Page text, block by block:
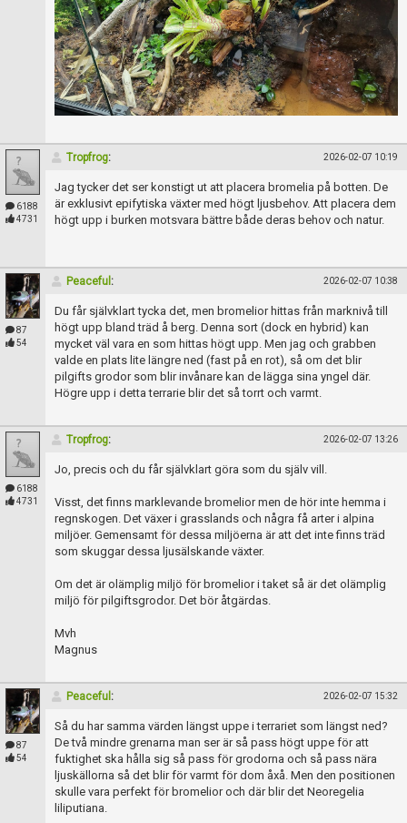
6188
4731
Tropfrog: 2026-02-07 10:19
Jag tycker det ser konstigt ut att placera bromelia på botten. De
är exklusivt epifytiska växter med högt ljusbehov. Att placera dem
högt upp i burken motsvara bättre både deras behov och natur.
87
54
Peaceful : 2026-02-07 10:38
Du får självklart tycka det, men bromelior hittas från marknivå till
högt upp bland träd å berg. Denna sort (dock en hybrid) kan
mycket väl vara en som hittas högt upp. Men jag och grabben
valde en plats lite längre ned (fast på en rot), så om det blir
pilgifts grodor som blir invånare kan de lägga sina yngel där.
Högre upp i detta terrarie blir det så torrt och varmt.
6188
4731
Tropfrog: 2026-02-07 13:26
Jo, precis och du får självklart göra som du själv vill.
Visst, det finns marklevande bromelior men de hör inte hemma i
regnskogen. Det växer i grasslands och några få arter i alpina
miljöer. Gemensamt för dessa miljöerna är att det inte finns träd
som skuggar dessa ljusälskande växter.
Om det är olämplig miljö för bromelior i taket så är det olämplig
miljö för pilgiftsgrodor. Det bör åtgärdas.
Mvh
Magnus
87
54
Peaceful : 2026-02-07 15:32
Så du har samma värden längst uppe i terrariet som längst ned?
De två mindre grenarna man ser är så pass högt uppe för att
fuktighet ska hålla sig så pass för grodorna och så pass nära
ljuskällorna så det blir för varmt för dom åxå. Men den positionen
skulle vara perfekt för bromelior och där blir det Neoregelia
liliputiana.